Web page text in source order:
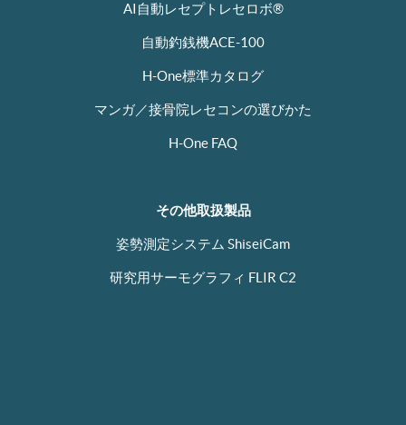
AI自動レセプトレセロボ®
自動釣銭機ACE-100
H-One標準カタログ
マンガ／接骨院レセコンの選びかた
H-One FAQ
その他取扱製品
姿勢測定システム ShiseiCam
研究用サーモグラフィ FLIR C2